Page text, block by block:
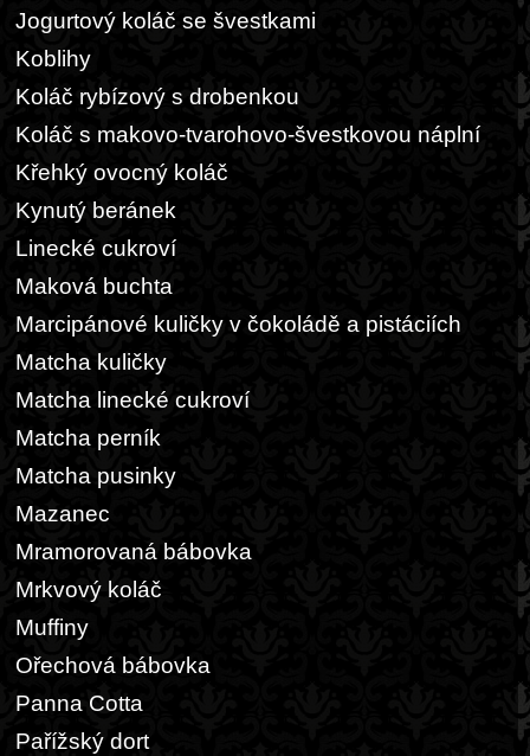
Jogurtový koláč se švestkami
Koblihy
Koláč rybízový s drobenkou
Koláč s makovo-tvarohovo-švestkovou náplní
Křehký ovocný koláč
Kynutý beránek
Linecké cukroví
Maková buchta
Marcipánové kuličky v čokoládě a pistáciích
Matcha kuličky
Matcha linecké cukroví
Matcha perník
Matcha pusinky
Mazanec
Mramorovaná bábovka
Mrkvový koláč
Muffiny
Ořechová bábovka
Panna Cotta
Pařížský dort